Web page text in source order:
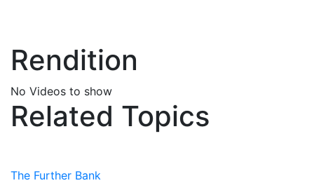
Rendition
No Videos to show
Related Topics
The Further Bank